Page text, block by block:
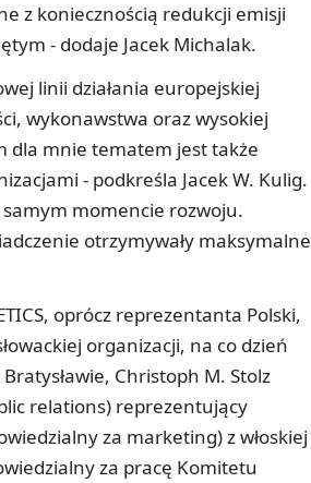
z koniecznością redukcji emisji
- dodaje Jacek Michalak.
linii działania europejskiej
wykonawstwa oraz wysokiej
dla mnie tematem jest także
- podkreśla Jacek W. Kulig.
momencie rozwoju.
otrzymywały maksymalne
oprócz reprezentanta Polski,
organizacji, na co dzień
Christoph M. Stolz
relations) reprezentujący
za marketing) z włoskiej
za pracę Komitetu